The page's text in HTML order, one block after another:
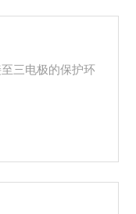
三电极的保护环